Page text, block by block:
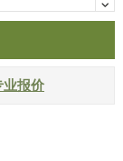
业报价